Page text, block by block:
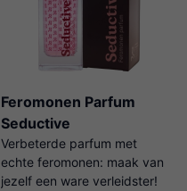
Feromonen Parfum
Seductive
Verbeterde parfum met
echte feromonen: maak van
jezelf een ware verleidster!